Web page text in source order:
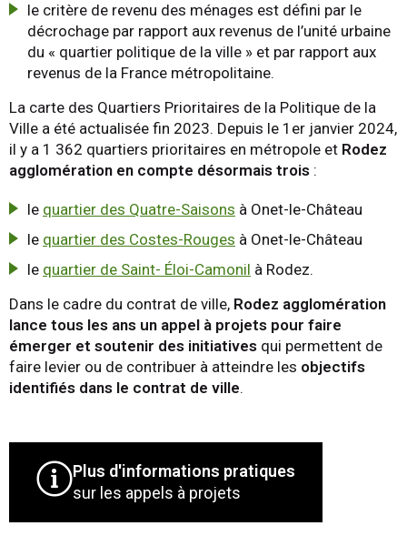
le critère de revenu des ménages est défini par le
décrochage par rapport aux revenus de l’unité urbaine
du « quartier politique de la ville » et par rapport aux
revenus de la France métropolitaine.
La carte des Quartiers Prioritaires de la Politique de la
Ville a été actualisée fin 2023. Depuis le 1er janvier 2024,
il y a 1 362 quartiers prioritaires en métropole et Rodez
agglomération en compte désormais trois :
le quartier des Quatre-Saisons à Onet-le-Château
le quartier des Costes-Rouges à Onet-le-Château
le quartier de Saint- Éloi-Camonil à Rodez.
Dans le cadre du contrat de ville, Rodez agglomération
lance tous les ans un appel à projets pour faire
émerger et soutenir des initiatives qui permettent de
faire levier ou de contribuer à atteindre les objectifs
identifiés dans le contrat de ville.
Plus d'informations pratiques
sur les appels à projets